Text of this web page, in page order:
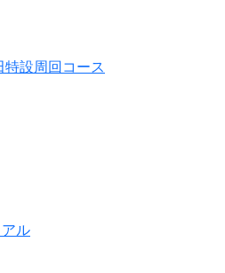
設周回コース
ル